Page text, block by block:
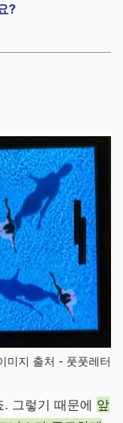
?
미지 출처 - 풋풋레터
그렇기 때문에 앞